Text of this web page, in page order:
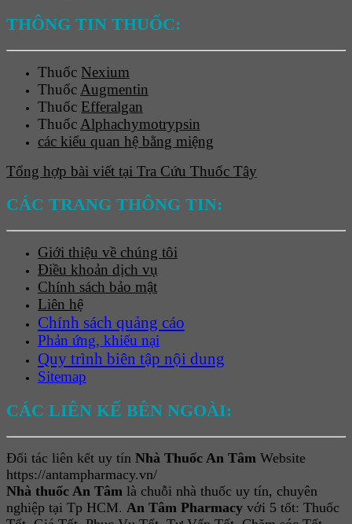
THÔNG TIN THUỐC:
Thuốc Nexium
Thuốc Augmentin
Thuốc Efferalgan
Thuốc Alphachymotrypsin
các kiểu quan hệ bằng miệng
Tổng hợp bài viết tại Tra Cứu Thuốc Tây
CÁC TRANG THÔNG TIN:
Giới thiệu về chúng tôi
Điều khoản dịch vụ
Chính sách bảo mật
Liên hệ
Chính sách quảng cáo
Phản ứng, khiếu nại
Quy trình biên tập nội dung
Sitemap
CÁC LIÊN KẾ BÊN NGOÀI:
Đối tác liên kết uy tín Nhà Thuốc An Tâm Website
https://antampharmacy.vn/
Nhà thuốc An Tâm là chuỗi nhà thuốc uy tín, chuyên
nghiệp tại Tp HCM. An Tâm Pharmacy với 5 tốt: Thuốc